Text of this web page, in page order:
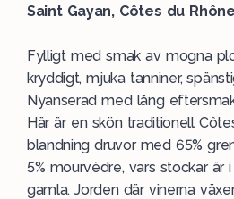
Saint Gayan, Côtes du
Fylligt med smak av mogna
kryddigt, mjuka tanniner,
Nyanserad med lång
Här är en skön traditionell
blandning druvor med 65%
5% mourvèdre, vars stockar är
gamla. Jorden där vinerna